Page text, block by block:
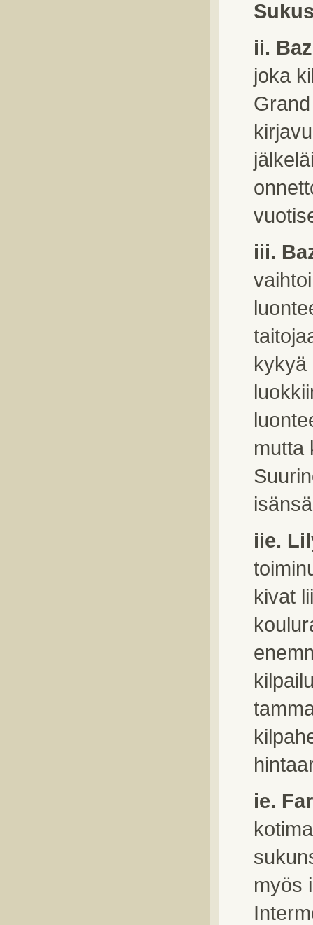
ii.
joka
iii.
kykyä
mutta
iie.
kivat
ie.
myös